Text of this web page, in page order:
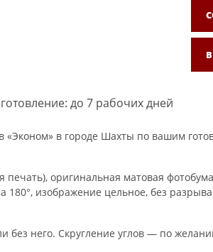
до 7 рабочих дней
в городе Шахты по вашим
оригинальная матовая
изображение цельное, без
без него. Скругление углов — по